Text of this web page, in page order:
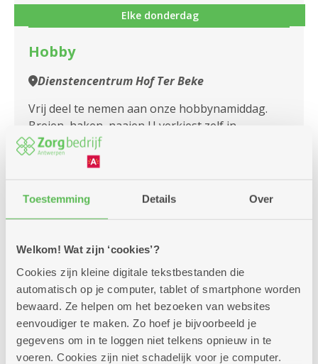
Toestemming Details Over
Welkom! Wat zijn ‘cookies’?
Cookies zijn kleine digitale tekstbestanden die
automatisch op je computer, tablet of smartphone worden
bewaard. Ze helpen om het bezoeken van websites
eenvoudiger te maken. Zo hoef je bijvoorbeeld je
gegevens om in te loggen niet telkens opnieuw in te
voeren. Cookies zijn niet schadelijk voor je computer.
Elke donderdag
Hobby
Dienstencentrum Hof Ter Beke
Vrij deel te nemen aan onze hobbynamiddag.
Breien, haken, naaien U verkiest zelf in
gezelschap wat u zoal wilt maken. VANAF HEDEN
DOEN WE HOBBY OP ...
Meer info
donderdag
20
augustus
14u
-
16u
Elke donderdag